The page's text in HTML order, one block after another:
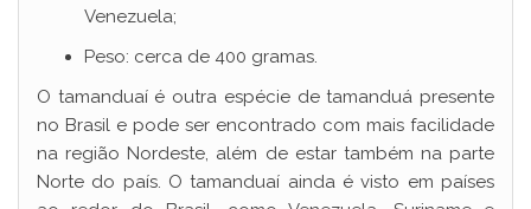
Venezuela;
Peso: cerca de 400 gramas.
O tamanduaí é outra espécie de tamanduá presente
no Brasil e pode ser encontrado com mais facilidade
na região Nordeste, além de estar também na parte
Norte do país. O tamanduaí ainda é visto em países